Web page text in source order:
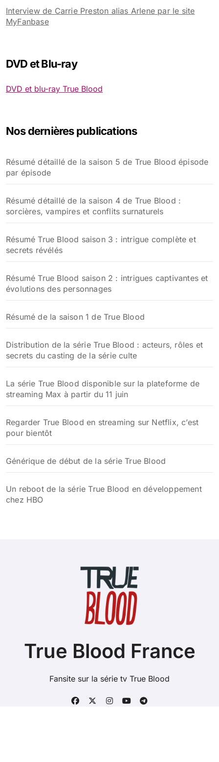
Interview de Carrie Preston alias Arlene par le site
MyFanbase
DVD et Blu-ray
DVD et blu-ray True Blood
Nos dernières publications
Résumé détaillé de la saison 5 de True Blood épisode
par épisode
Résumé détaillé de la saison 4 de True Blood :
sorcières, vampires et conflits surnaturels
Résumé True Blood saison 3 : intrigue complète et
secrets révélés
Résumé True Blood saison 2 : intrigues captivantes et
évolutions des personnages
Résumé de la saison 1 de True Blood
Distribution de la série True Blood : acteurs, rôles et
secrets du casting de la série culte
La série True Blood disponible sur la plateforme de
streaming Max à partir du 11 juin
Regarder True Blood en streaming sur Netflix, c’est
pour bientôt
Générique de début de la série True Blood
Un reboot de la série True Blood en développement
chez HBO
True Blood France
Fansite sur la série tv True Blood